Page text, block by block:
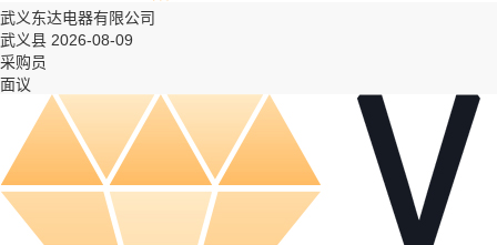
武义东达电器有限公司
武义县 2026-08-09
采购员
面议